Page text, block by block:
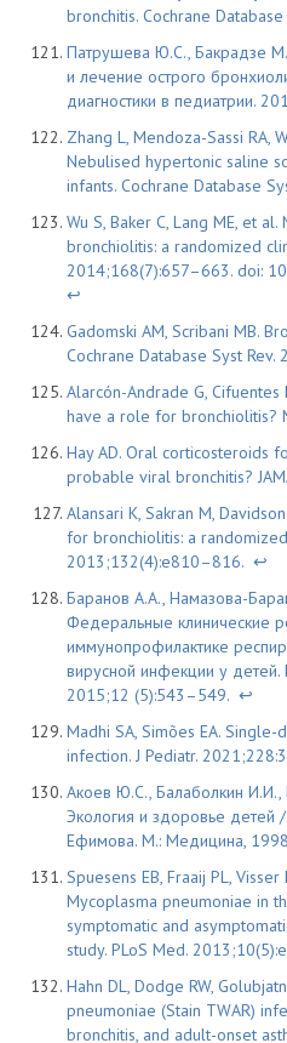
bronchitis. Cochrane
Патрушева Ю.С., Бакрадзе
и лечение острого
диагностики в педиатрии.
Zhang L, Mendoza-Sassi RA,
Nebulised hypertonic saline
infants. Cochrane Database
Wu S, Baker C, Lang ME, et
bronchiolitis: a randomized
2014;168(7):657–663. doi:
↩
Gadomski AM, Scribani MB.
Cochrane Database Syst Rev.
Alarcón-Andrade G,
have a role for bronchiolitis?
Hay AD. Oral corticosteroids
probable viral bronchitis?
Alansari K, Sakran M,
for bronchiolitis: a
2013;132(4):e810–816. ↩
Баранов А.А., Намазова-
Федеральные клинические
иммунопрофилактике
вирусной инфекции у
2015;12 (5):543–549. ↩
Madhi SA, Simões EA.
infection. J Pediatr.
Акоев Ю.С., Балаболкин
Экология и здоровье детей
Ефимова. М.: Медицина,
Spuesens EB, Fraaij PL,
Mycoplasma pneumoniae in
symptomatic and
study. PLoS Med.
Hahn DL, Dodge RW,
pneumoniae (Stain TWAR)
bronchitis, and adult-onset